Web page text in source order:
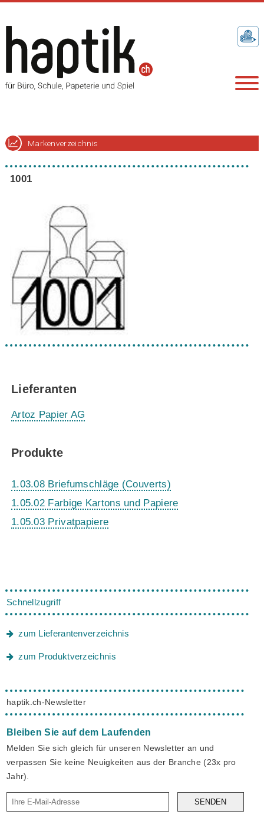
Markenverzeichnis
1001
Lieferanten
Artoz Papier AG
Produkte
1.03.08 Briefumschläge (Couverts)
1.05.02 Farbige Kartons und Papiere
1.05.03 Privatpapiere
Schnellzugriff
zum Lieferantenverzeichnis
zum Produktverzeichnis
haptik.ch-Newsletter
Bleiben Sie auf dem Laufenden
Melden Sie sich gleich für unseren Newsletter an und
verpassen Sie keine Neuigkeiten aus der Branche (23x pro
Jahr).
SENDEN